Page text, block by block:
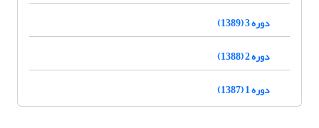
دوره 3 (1389)
دوره 2 (1388)
دوره 1 (1387)